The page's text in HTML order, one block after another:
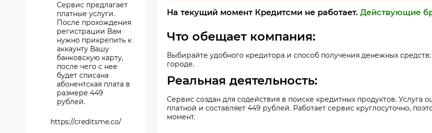
Сервис предлагает
платные услуги.
После прохождения
регистрации Вам
нужно прикрепить к
аккаунту Вашу
банковскую карту,
после чего с нее
будет списана
абонентская плата в
размере 449
рублей.
https://creditsme.co/
На текущий момент Кредитсми не работает.Действующие
Что обещает компания:
Выбирайте удобного кредитора и способ получения денежных
городе.
Реальная деятельность:
Сервис создан для содействия в поиске кредитных продуктов. Услуга
платной и составляет 449 рублей. Работает сервис круглосуточно,
момент.